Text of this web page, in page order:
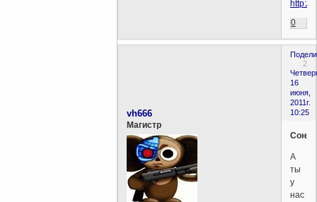
0
2
16
июня,
2011г.
10:25
vh666
Магистр
Соня
А
ты
у
нас